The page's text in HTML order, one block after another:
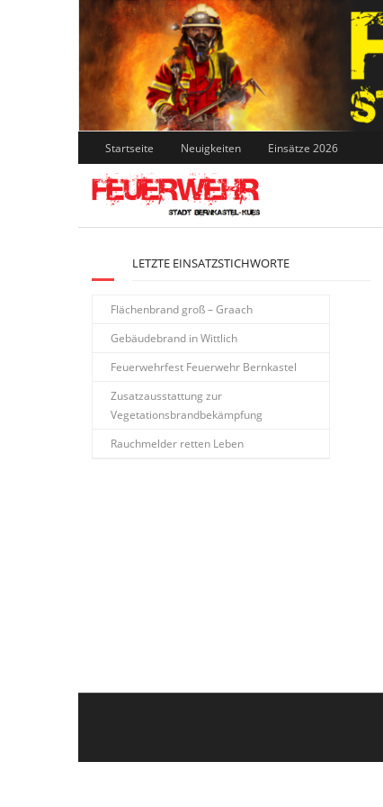
Skip
to
content
Startseite Neuigkeiten Einsätze 2026
LETZTE EINSATZSTICHWORTE
Flächenbrand groß – Graach
Gebäudebrand in Wittlich
Feuerwehrfest Feuerwehr Bernkastel
Zusatzausstattung zur
Vegetationsbrandbekämpfung
Rauchmelder retten Leben